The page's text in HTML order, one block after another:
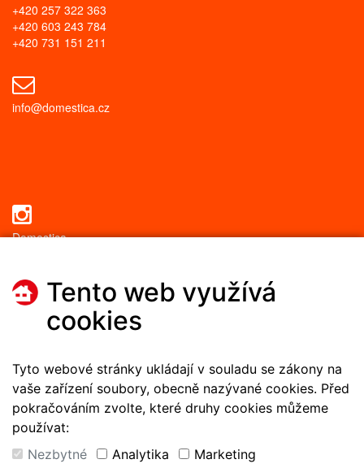
+420 257 322 363
+420 603 243 784
+420 731 151 211
info@domestica.cz
Domestica
Domestica
Domestica
kurzy pro chůvy
Tento web využívá
cookies
Tyto webové stránky ukládají v souladu se zákony na
vaše zařízení soubory, obecně nazývané cookies. Před
pokračováním zvolte, které druhy cookies můžeme
používat:
Nezbytné
Analytika Marketing